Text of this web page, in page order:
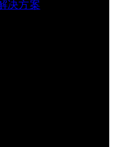
决方案